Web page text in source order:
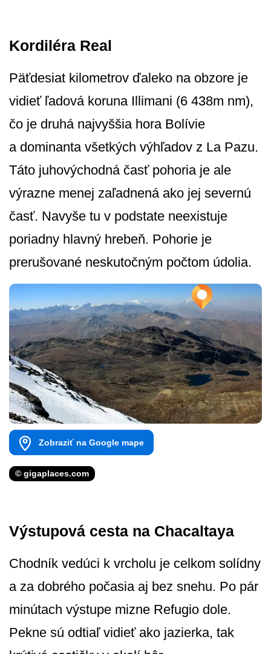
Kordiléra Real
Päťdesiat kilometrov ďaleko na obzore je
vidieť ľadová koruna Illimani (6 438m nm),
čo je druhá najvyššia hora Bolívie
a dominanta všetkých výhľadov z La Pazu.
Táto juhovýchodná časť pohoria je ale
výrazne menej zaľadnená ako jej severnú
časť. Navyše tu v podstate neexistuje
poriadny hlavný hrebeň. Pohorie je
prerušované neskutočným počtom údolia.
Zobraziť na Google mape
© gigaplaces.com
Výstupová cesta na Chacaltaya
Chodník vedúci k vrcholu je celkom solídny
a za dobrého počasia aj bez snehu. Po pár
minútach výstupe mizne Refugio dole.
Pekne sú odtiaľ vidieť ako jazierka, tak